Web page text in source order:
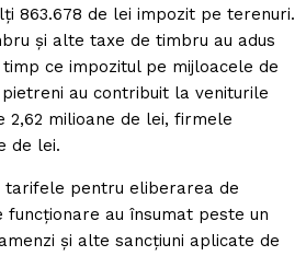
863.678 de lei impozit pe terenuri.
şi alte taxe de timbru au adus
ce impozitul pe mijloacele de
au contribuit la veniturile
2,62 milioane de lei, firmele
de lei.
tarifele pentru eliberarea de
funcţionare au însumat peste un
şi alte sancţiuni aplicate de